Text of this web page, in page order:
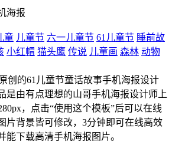
海报
童 儿童节 六一儿童节 61儿童节 睡前故
小红帽 猫头鹰 传说 儿童画 森林 动物
创的61儿童节童话故事手机海报设计
是由有点理想的山哥手机海报设计师上
，点击“使用这个模板”后可以在线
片背景皆可修改，3分钟即可在线高效
能下载高清手机海报图片。